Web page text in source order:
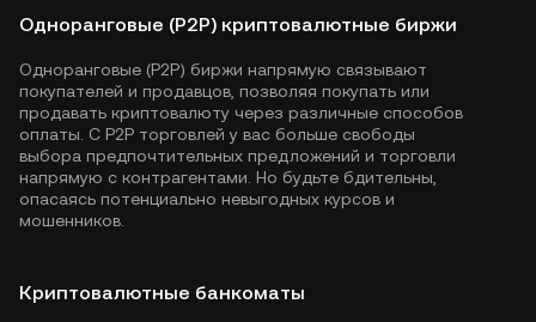
Одноранговые (P2P) криптовалютные биржи
Одноранговые (P2P) биржи напрямую связывают
покупателей и продавцов, позволяя покупать или
продавать криптовалюту через различные способов
оплаты. С P2P торговлей у вас больше свободы
выбора предпочтительных предложений и торговли
напрямую с контрагентами. Но будьте бдительны,
опасаясь потенциально невыгодных курсов и
мошенников.
Криптовалютные банкоматы